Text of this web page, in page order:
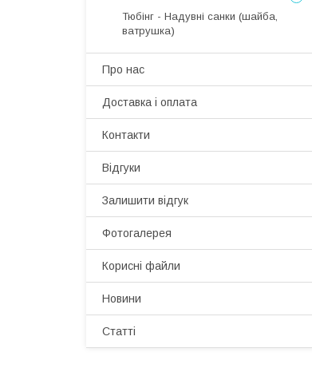
Тюбінг - Надувні санки (шайба,
ватрушка)
Про нас
Доставка і оплата
Контакти
Відгуки
Залишити відгук
Фотогалерея
Корисні файли
Новини
Статті